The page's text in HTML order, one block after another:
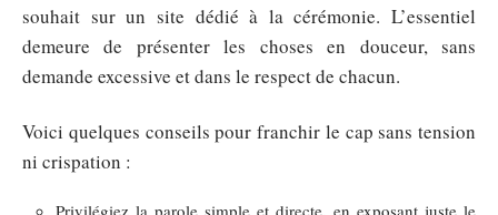
souhait sur un site dédié à la cérémonie. L’essentiel
demeure de présenter les choses en douceur, sans
demande excessive et dans le respect de chacun.
Voici quelques conseils pour franchir le cap sans tension
ni crispation :
Privilégiez la parole simple et directe, en exposant juste le